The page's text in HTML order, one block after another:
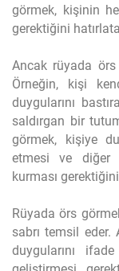
görmek, kişinin
gerektiğini
Ancak rüyada
Örneğin, kişi
duygularını
saldırgan bir
görmek, kişiye
etmesi ve diğer
kurması
Rüyada örs
sabrı temsil
duygularını